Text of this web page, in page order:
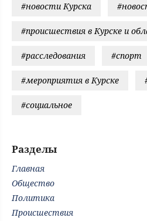
#новости Курска
#происшествия в Курске и
#расследования #спорт
#мероприятия в Курске
#социальное
Разделы
Главная
Общество
Политика
Происшествия